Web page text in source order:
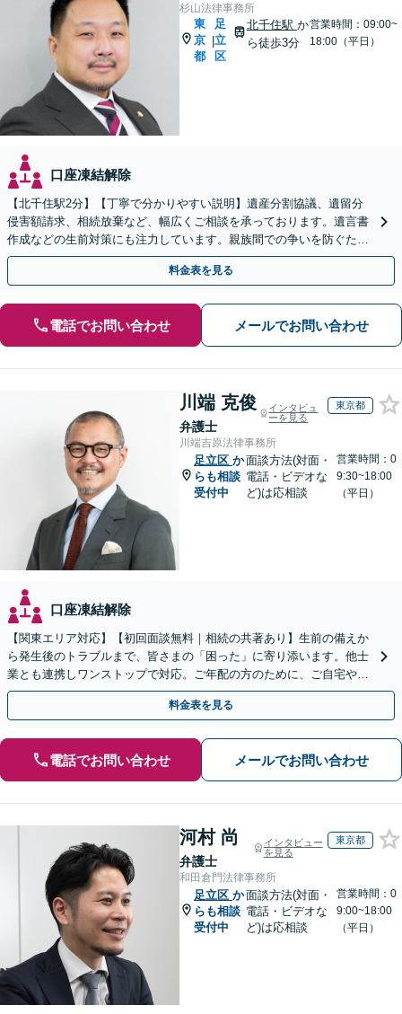
杉山法律事務所
東
京
都
|
足
立
区
北千住駅 か
ら徒歩3分
営業時間：09:00~
18:00（平日）
口座凍結解除
【北千住駅2分】【丁寧で分かりやすい説明】遺産分割協議、遺留分
侵害額請求、相続放棄など、幅広くご相談を承っております。遺言書
作成などの生前対策にも注力しています。親族間での争いを防ぐため
にも、ぜひ弁護士にご相談ください。【WEB面談可】
料金表を見る
電話でお問い合わせ メールでお問い合わせ
川端 克俊
弁護士
インタビュ
ーを見る
東京都
川端吉原法律事務所
足立区 か
らも相談
受付中
面談方法(対面・
電話・ビデオな
ど)は応相談
営業時間：0
9:30~18:00
（平日）
口座凍結解除
【関東エリア対応】【初回面談無料｜相続の共著あり】生前の備えか
ら発生後のトラブルまで、皆さまの「困った」に寄り添います。他士
業とも連携しワンストップで対応。ご年配の方のために、ご自宅やご
近所への出張相談も実施【秘密厳守｜休日・夜間相談可】
料金表を見る
電話でお問い合わせ メールでお問い合わせ
河村 尚
弁護士
インタビュー
を見る
東京都
和田倉門法律事務所
足立区 か
らも相談
受付中
面談方法(対面・
電話・ビデオな
ど)は応相談
営業時間：0
9:00~18:00
（平日）